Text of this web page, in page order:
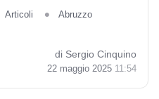
Articoli
Abruzzo
di Sergio Cinquino
22 maggio 2025 11:54